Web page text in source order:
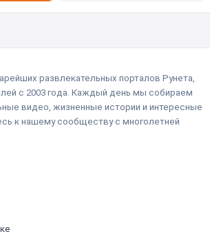
развлекательных порталов Рунета,
с 2003 года. Каждый день мы собираем
видео, жизненные истории и интересные
к нашему сообществу с многолетней